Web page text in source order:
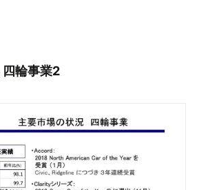
輪事業2